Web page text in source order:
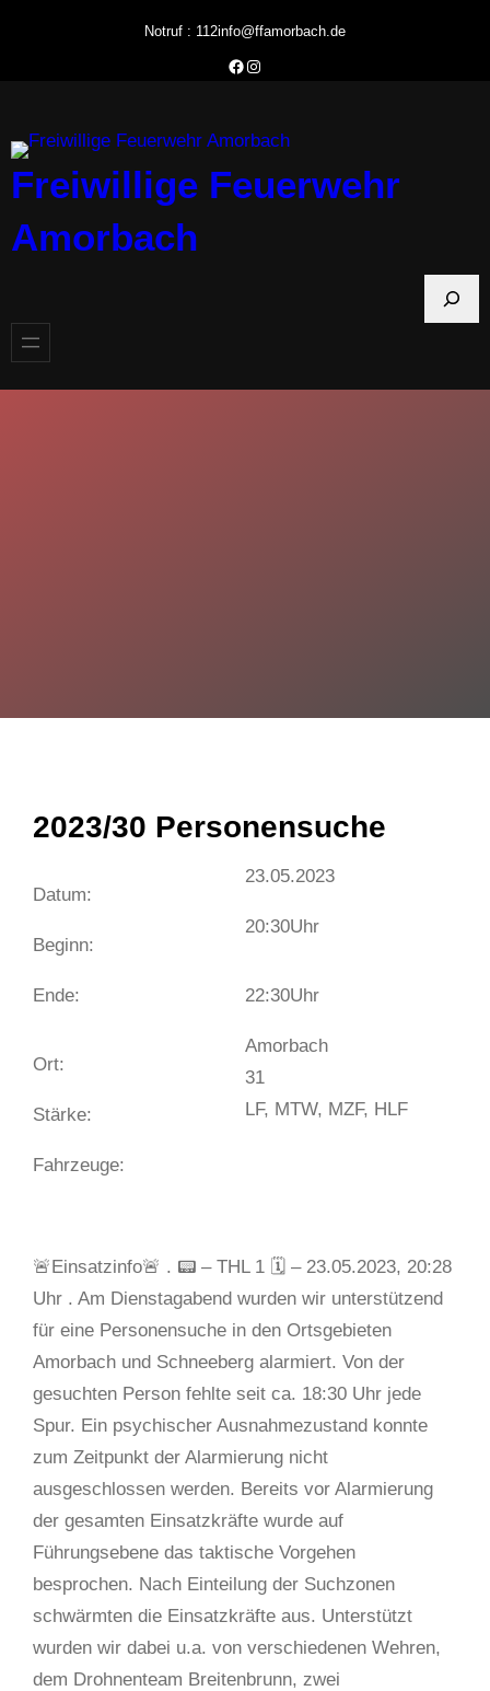
Notruf : 112info@ffamorbach.de
Facebook Feuerwehr Amorbach
Instagram Feuerwehr Amorbach
Freiwillige Feuerwehr
Amorbach
h
2023/30 Personensuche
Datum:
Beginn:
Ende:
23.05.2023
20:30Uhr
22:30Uhr
Ort:
Stärke:
Fahrzeuge:
Amorbach
31
LF, MTW, MZF, HLF
🚨Einsatzinfo🚨 . 📟 – THL 1 🗓 – 23.05.2023, 20:28
Uhr . Am Dienstagabend wurden wir unterstützend
für eine Personensuche in den Ortsgebieten
Amorbach und Schneeberg alarmiert. Von der
gesuchten Person fehlte seit ca. 18:30 Uhr jede
Spur. Ein psychischer Ausnahmezustand konnte
zum Zeitpunkt der Alarmierung nicht
ausgeschlossen werden. Bereits vor Alarmierung
der gesamten Einsatzkräfte wurde auf
Führungsebene das taktische Vorgehen
besprochen. Nach Einteilung der Suchzonen
schwärmten die Einsatzkräfte aus. Unterstützt
wurden wir dabei u.a. von verschiedenen Wehren,
dem Drohnenteam Breitenbrunn, zwei